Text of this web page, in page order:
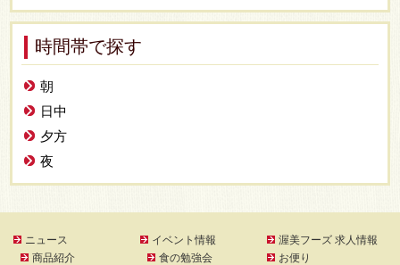
時間帯で探す
朝
日中
夕方
夜
ニュース
商品紹介
イベント情報
食の勉強会
渥美フーズ 求人情報
お便り